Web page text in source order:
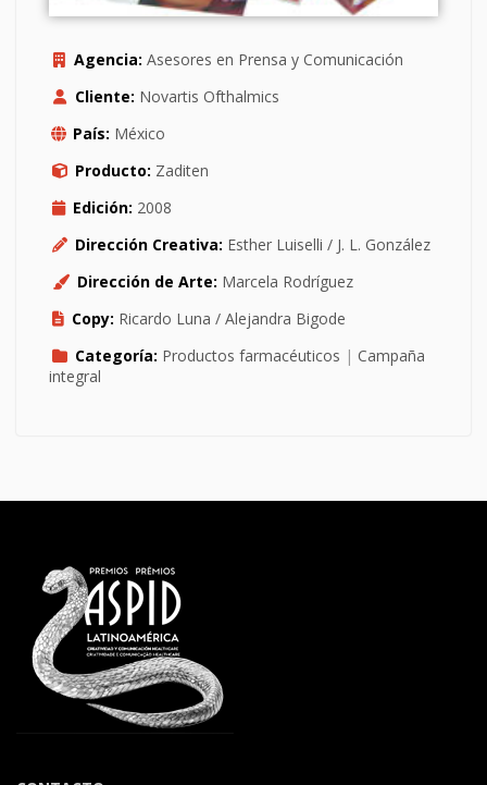
Agencia: Asesores en Prensa y Comunicación
Cliente: Novartis Ofthalmics
País: México
Producto: Zaditen
Edición: 2008
Dirección Creativa: Esther Luiselli / J. L. González
Dirección de Arte: Marcela Rodríguez
Copy: Ricardo Luna / Alejandra Bigode
Categoría: Productos farmacéuticos | Campaña
integral